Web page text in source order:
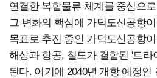
연결한 복합물류 체계를 중심으
그 변화의 핵심에 가덕도신공항
목표로 추진 중인 가덕도신공항
해상과 항공, 철도가 결합된 '트라
된다. 여기에 2040년 개항 예정인